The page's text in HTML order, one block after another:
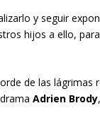
y seguir
hijos a ello,
de las lágrimas
Adrien Brody